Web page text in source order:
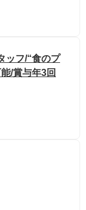
ッフ/“食のプ
/賞与年3回